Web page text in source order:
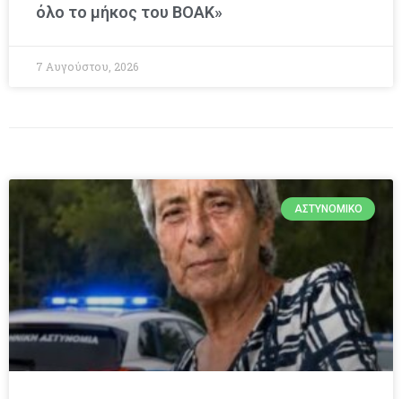
όλο το μήκος του ΒΟΑΚ»
7 Αυγούστου, 2026
ΑΣΤΥΝΟΜΙΚΌ